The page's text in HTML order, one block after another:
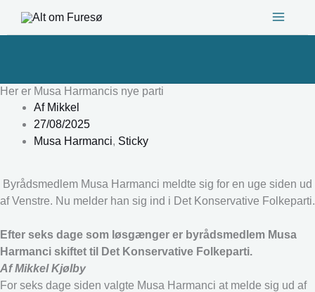
Her er Musa Harmancis nye parti
AfMikkel
27/08/2025
Musa Harmanci, Sticky
Byrådsmedlem Musa Harmanci meldte sig for en uge siden ud
af Venstre. Nu melder han sig ind i Det Konservative Folkeparti.
Efter seks dage som løsgænger er byrådsmedlem Musa
Harmanci skiftet til Det Konservative Folkeparti.
Af Mikkel Kjølby
For seks dage siden valgte Musa Harmanci at melde sig ud af